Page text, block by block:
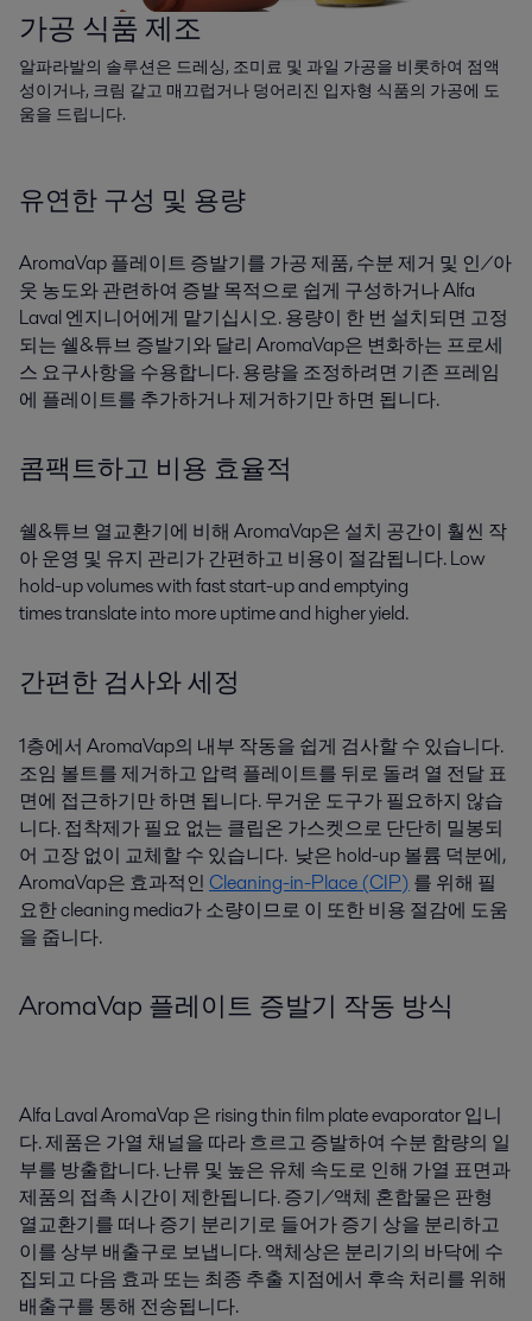
가공 식품 제조
알파라발의 솔루션은 드레싱, 조미료 및 과일 가공을 비롯하여 점액
성이거나, 크림 같고 매끄럽거나 덩어리진 입자형 식품의 가공에 도
움을 드립니다.
유연한 구성 및 용량
AromaVap 플레이트 증발기를 가공 제품, 수분 제거 및 인/아
웃 농도와 관련하여 증발 목적으로 쉽게 구성하거나 Alfa
Laval 엔지니어에게 맡기십시오. 용량이 한 번 설치되면 고정
되는 쉘&튜브 증발기와 달리 AromaVap은 변화하는 프로세
스 요구사항을 수용합니다. 용량을 조정하려면 기존 프레임
에 플레이트를 추가하거나 제거하기만 하면 됩니다.
콤팩트하고 비용 효율적
쉘&튜브 열교환기에 비해 AromaVap은 설치 공간이 훨씬 작
아 운영 및 유지 관리가 간편하고 비용이 절감됩니다.Low
hold-up volumes with fast start-up and emptying
timestranslate into more uptime and higher yield.
간편한 검사와 세정
1층에서 AromaVap의 내부 작동을 쉽게 검사할 수 있습니다.
조임 볼트를 제거하고 압력 플레이트를 뒤로 돌려 열 전달 표
면에 접근하기만 하면 됩니다. 무거운 도구가 필요하지 않습
니다. 접착제가 필요 없는 클립온 가스켓으로 단단히 밀봉되
어 고장 없이 교체할 수 있습니다. 낮은 hold-up 볼륨 덕분에,
AromaVap은 효과적인 Cleaning-in-Place (CIP) 를 위해 필
요한 cleaning media가 소량이므로 이 또한 비용 절감에 도움
을 줍니다.
AromaVap 플레이트 증발기 작동 방식
Alfa Laval AromaVap 은 rising thin film plate evaporator 입니
다. 제품은 가열 채널을 따라 흐르고 증발하여 수분 함량의 일
부를 방출합니다. 난류 및 높은 유체 속도로 인해 가열 표면과
제품의 접촉 시간이 제한됩니다. 증기/액체 혼합물은 판형
열교환기를 떠나 증기 분리기로 들어가 증기 상을 분리하고
이를 상부 배출구로 보냅니다. 액체상은 분리기의 바닥에 수
집되고 다음 효과 또는 최종 추출 지점에서 후속 처리를 위해
배출구를 통해 전송됩니다.